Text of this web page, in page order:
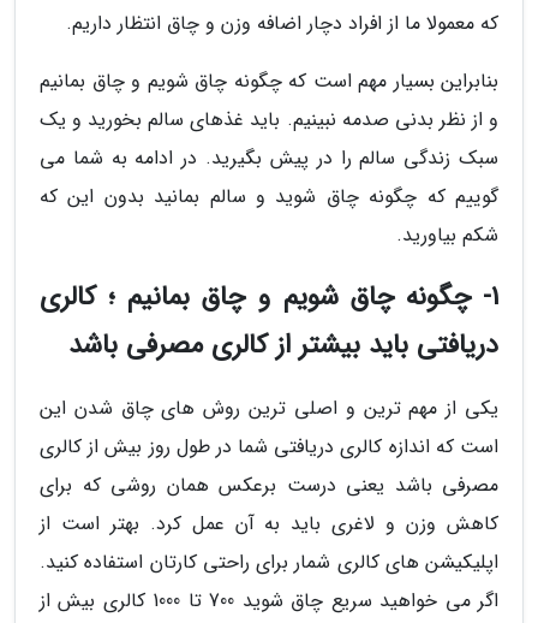
که معمولا ما از افراد دچار اضافه وزن و چاق انتظار داریم.
بنابراین بسیار مهم است که چگونه چاق شویم و چاق بمانیم
و از نظر بدنی صدمه نبینیم. باید غذهای سالم بخورید و یک
سبک زندگی سالم را در پیش بگیرید. در ادامه به شما می
گوییم که چگونه چاق شوید و سالم بمانید بدون این که
شکم بیاورید.
1- چگونه چاق شویم و چاق بمانیم ؛ کالری
دریافتی باید بیشتر از کالری مصرفی باشد
یکی از مهم ترین و اصلی ترین روش های چاق شدن این
است که اندازه کالری دریافتی شما در طول روز بیش از کالری
مصرفی باشد یعنی درست برعکس همان روشی که برای
کاهش وزن و لاغری باید به آن عمل کرد. بهتر است از
اپلیکیشن های کالری شمار برای راحتی کارتان استفاده کنید.
اگر می خواهید سریع چاق شوید 700 تا 1000 کالری بیش از